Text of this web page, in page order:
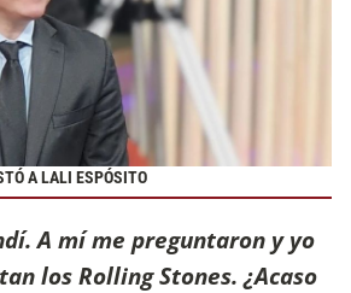
A LALI ESPÓSITO
A mí me preguntaron y yo
los Rolling Stones. ¿Acaso